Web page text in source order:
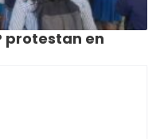
protestan en